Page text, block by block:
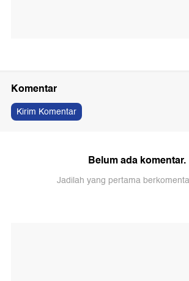
Komentar
Kirim Komentar
Belum ada komentar.
Jadilah yang pertama